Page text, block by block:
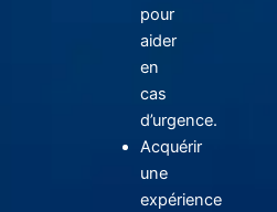
pour
aider
en
cas
d’urgence.
Acquérir
une
expérience